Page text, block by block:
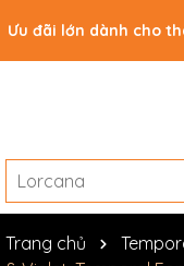
Ưu đãi lớn dành cho
Trang chủ